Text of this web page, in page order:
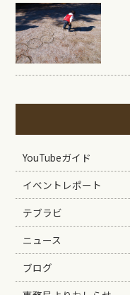
YouTubeガイド
イベントレポート
テブラビ
ニュース
ブログ